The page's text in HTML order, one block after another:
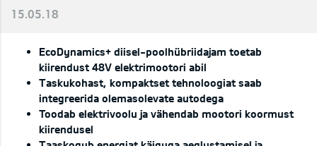
15.05.18
EcoDynamics+ diisel-poolhübriidajam toetab
kiirendust 48V elektrimootori abil
Taskukohast, kompaktset tehnoloogiat saab
integreerida olemasolevate autodega
Toodab elektrivoolu ja vähendab mootori koormust
kiirendusel